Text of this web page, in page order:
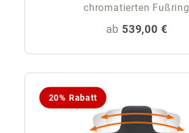
chromatierten Fußring
Regulärer Preis:
ab 539,00 €
20% Rabatt